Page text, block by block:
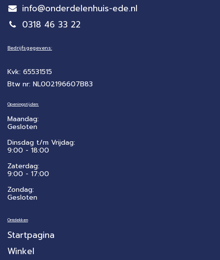
info@onderdelenhuis-ede.nl
0318 46 33 22
Bedrijfsgegevens:
Kvk: 65531515
Btw nr: NL002196607B83
Openingstijden:
Maandag:
Gesloten
Dinsdag t/m Vrijdag:
9:00 - 18:00
Zaterdag:
​9:00 - 17:00
Zondag:
Gesloten
Ontdekken
Startpagina
Winkel